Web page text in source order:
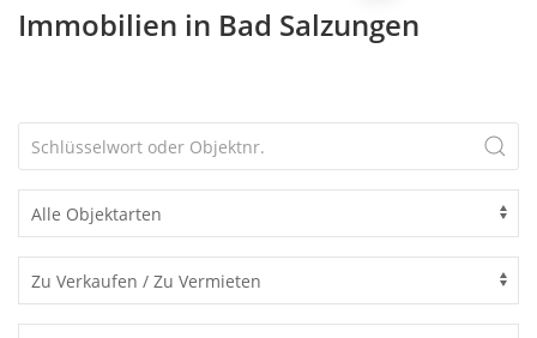
Immobilien in Bad Salzungen